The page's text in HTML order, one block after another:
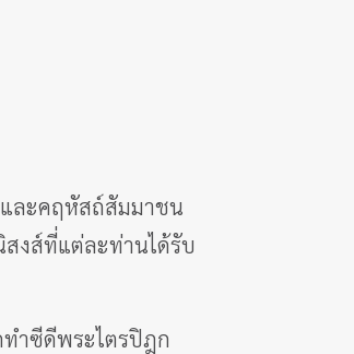
ละคฤหัสถ์สัมมาชน
งส์ที่แต่ละท่านได้รับ
ทำซีดีพระไตรปิฎก